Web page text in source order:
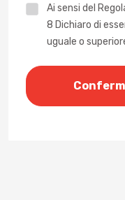
PrivacyAi sensi del
8 Dichiaro di
uguale o